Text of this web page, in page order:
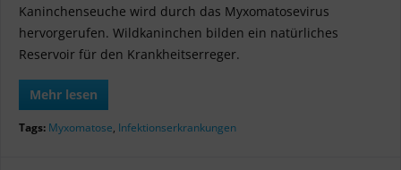
Kaninchenseuche wird durch das Myxomatosevirus
hervorgerufen. Wildkaninchen bilden ein natürliches
Reservoir für den Krankheitserreger.
Mehr lesen
Tags: Myxomatose, Infektionserkrankungen